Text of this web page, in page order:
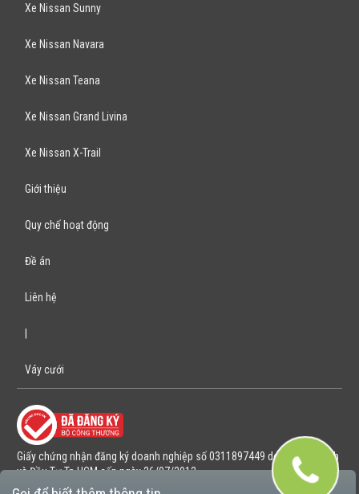
Xe Nissan Sunny
Xe Nissan Navara
Xe Nissan Teana
Xe Nissan Grand Livina
Xe Nissan X-Trail
Giới thiệu
Quy chế hoạt động
Đề án
Liên hệ
|
Váy cưới
Giấy chứng nhận đăng ký doanh nghiệp số 0311897449 do Sở Kế hoạch
và Đầu Tư Tp HCM cấp ngày 26/07/2012